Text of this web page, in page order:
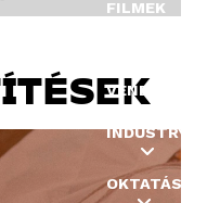
FILMEK
VENDÉGEK
INDUSTRY
OKTATÁS